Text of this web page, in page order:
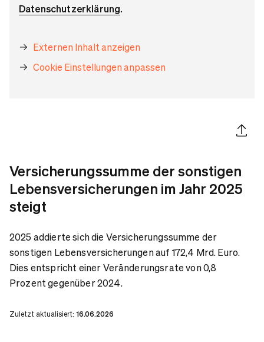
Datenschutzerklärung.
Externen Inhalt anzeigen
Cookie Einstellungen anpassen
Artikel
Versicherungssumme der sonstigen
Lebensversicherungen im Jahr 2025
steigt
2025 addierte sich die Versicherungssumme der
sonstigen Lebensversicherungen auf 172,4 Mrd. Euro.
Dies entspricht einer Veränderungsrate von 0,8
Prozent gegenüber 2024.
Zuletzt aktualisiert: 16.06.2026